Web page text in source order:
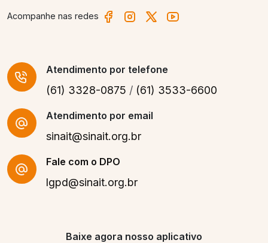
Acompanhe nas redes
Atendimento por telefone
(61) 3328-0875 / (61) 3533-6600
Atendimento por email
sinait@sinait.org.br
Fale com o DPO
lgpd@sinait.org.br
Baixe agora nosso aplicativo